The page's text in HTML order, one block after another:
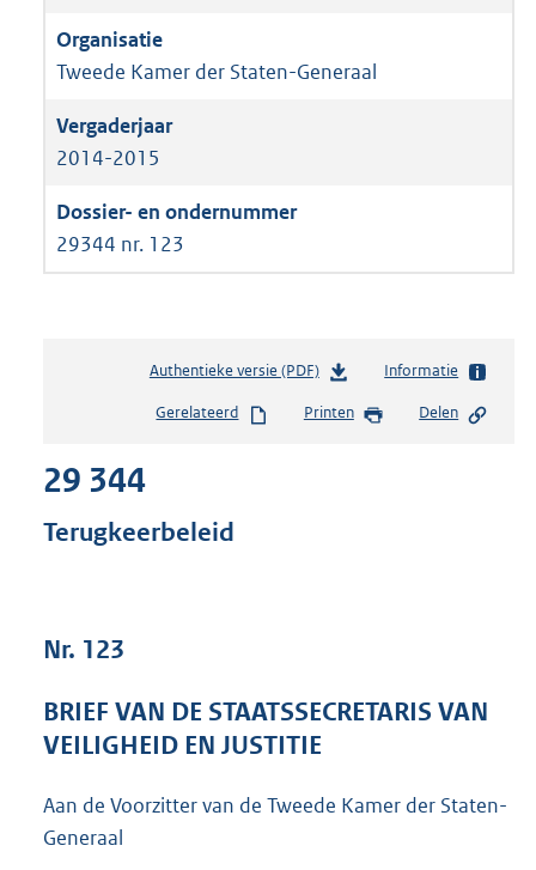
Tweede Kamer der Staten-Generaal
2014-2015
29344 nr. 123
Authentieke versie (PDF)b
s
e
:
4
Informatie
Gerelateerd Printen Delen
29 344
Terugkeerbeleid
Nr. 123
BRIEF VAN DE STAATSSECRETARIS VAN
VEILIGHEID EN JUSTITIE
Aan de Voorzitter van de Tweede Kamer der Staten-
Generaal